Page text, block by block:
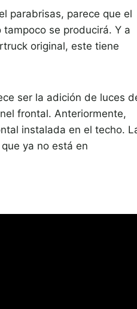
parabrisas, parece que el
se producirá. Y a
original, este tiene
ser la adición de luces
frontal. Anteriormente,
instalada en el techo.
ya no está en